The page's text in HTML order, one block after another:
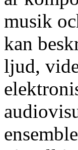
musik
kan
ljud,